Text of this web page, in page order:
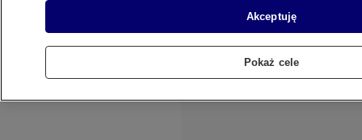
świętowanie sukcesu - potrzebne są ekspertyzy
naukowe.
Akceptuję
Pokaż cele